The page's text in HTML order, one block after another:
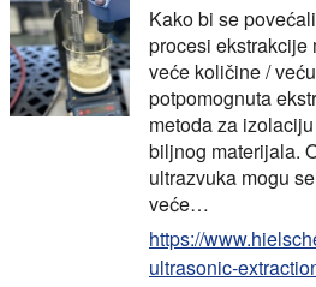
Kako bi se
procesi ekstrakcije
veće količine /
potpomognuta
metoda za
biljnog materijala.
ultrazvuka mogu
veće…
https://
ultrasonic-